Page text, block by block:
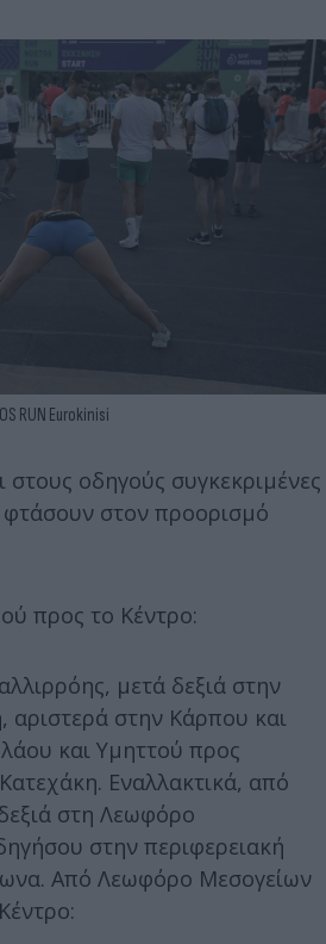
RUN Eurokinisi
στους οδηγούς συγκεκριμένες
στον προορισμό
προς το Κέντρο:
μετά δεξιά στην
στην Κάρπου και
και Υμηττού προς
Εναλλακτικά, από
στη Λεωφόρο
στην περιφερειακή
Από Λεωφόρο Μεσογείων